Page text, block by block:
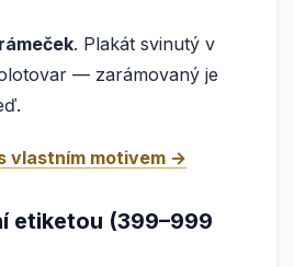
. Plakát svinutý v
— zarámovaný je
vlastním motivem →
etiketou (399–999